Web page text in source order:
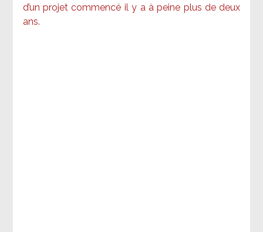
d’un projet commencé il y a à peine plus de deux
ans.